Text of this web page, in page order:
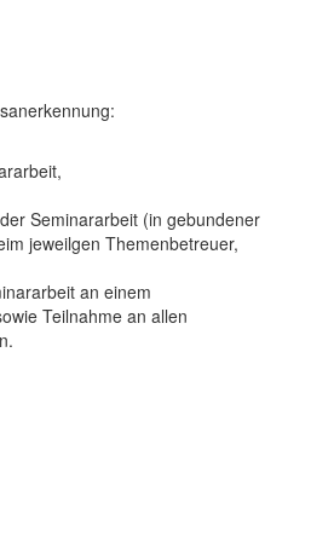
Seminararbeit (in gebundener
jeweilgen Themenbetreuer,
an einem
Teilnahme an allen